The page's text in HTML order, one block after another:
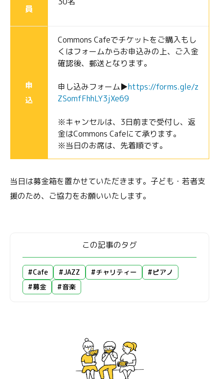
員
申
込
Commons Cafeでチケットをご購入もし
くはフォームからお申込みの上、ご入金
確認後、郵送となります。
申し込みフォーム▶︎https://forms.gle/z
ZSomfFhhLY3jXe69
※キャンセルは、3日前まで受付し、返
金はCommons Cafeにて承ります。
※当日のお席は、先着順です。
当日は募金箱を置かせていただきます。子ども・若者支
援のため、ご協力をお願いいたします。
この記事のタグ
#Cafe #JAZZ #チャリティー
#ピアノ
#募金
#音楽